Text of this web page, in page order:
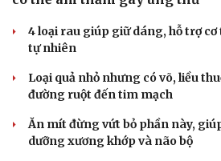
Du lịch
Tư vấn
Săn Tour
4 loại rau giúp giữ dáng, hỗ trợ
tự nhiên
Loại quả nhỏ nhưng có võ, liều
đường ruột đến tim mạch
Ăn mít đừng vứt bỏ phần này,
dưỡng xương khớp và não bộ